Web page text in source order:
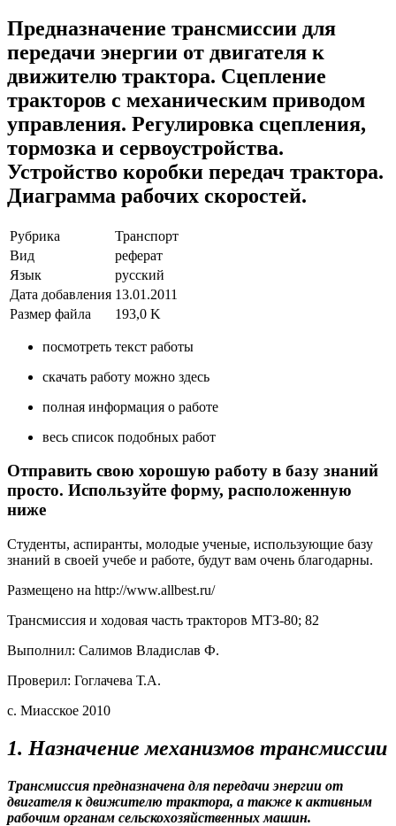
Предназначение трансмиссии для
передачи энергии от двигателя к
движителю трактора. Сцепление
тракторов с механическим приводом
управления. Регулировка сцепления,
тормозка и сервоустройства.
Устройство коробки передач трактора.
Диаграмма рабочих скоростей.
Рубрика
Транспорт
Вид
реферат
Язык
русский
Дата добавления 13.01.2011
Размер файла
193,0 K
посмотреть текст работы
скачать работу можно здесь
полная информация о работе
весь список подобных работ
Отправить свою хорошую работу в базу знаний
просто. Используйте форму, расположенную
ниже
Студенты, аспиранты, молодые ученые, использующие базу
знаний в своей учебе и работе, будут вам очень благодарны.
Размещено на http://www.allbest.ru/
Трансмиссия и ходовая часть тракторов МТЗ-80; 82
Выполнил: Салимов Владислав Ф.
Проверил: Гоглачева Т.А.
с. Миасское 2010
1. Назначение механизмов трансмиссии
Трансмиссия предназначена для передачи энергии от
двигателя к движителю трактора, а также к активным
рабочим органам сельскохозяйственных машин.